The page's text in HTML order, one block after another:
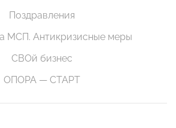
Поздравления
МСП. Антикризисные меры
СВОй бизнес
ОПОРА — СТАРТ